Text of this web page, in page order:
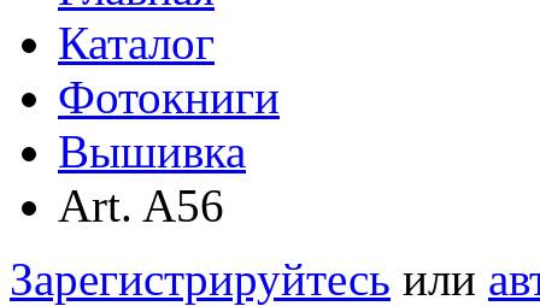
Каталог
Фотокниги
Вышивка
Art. A56
Зарегистрируйтесь или